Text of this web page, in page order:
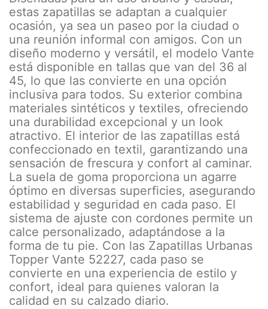
estas zapatillas se adaptan a cualquier
ocasión, ya sea un paseo por la ciudad o
una reunión informal con amigos. Con un
diseño moderno y versátil, el modelo Vante
está disponible en tallas que van del 36 al
45, lo que las convierte en una opción
inclusiva para todos. Su exterior combina
materiales sintéticos y textiles, ofreciendo
una durabilidad excepcional y un look
atractivo. El interior de las zapatillas está
confeccionado en textil, garantizando una
sensación de frescura y confort al caminar.
La suela de goma proporciona un agarre
óptimo en diversas superficies, asegurando
estabilidad y seguridad en cada paso. El
sistema de ajuste con cordones permite un
calce personalizado, adaptándose a la
forma de tu pie. Con las Zapatillas Urbanas
Topper Vante 52227, cada paso se
convierte en una experiencia de estilo y
confort, ideal para quienes valoran la
calidad en su calzado diario.